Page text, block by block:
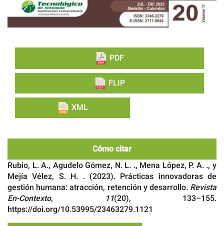
PDF
FLIP
XML
Cómo citar
Rubio, L. A., Agudelo Gómez, N. L. ., Mena López, P. A. ., y
Mejía Vélez, S. H. . (2023). Prácticas innovadoras de
gestión humana: atracción, retención y desarrollo. Revista
En-Contexto, 11(20), 133–155.
https://doi.org/10.53995/23463279.1121